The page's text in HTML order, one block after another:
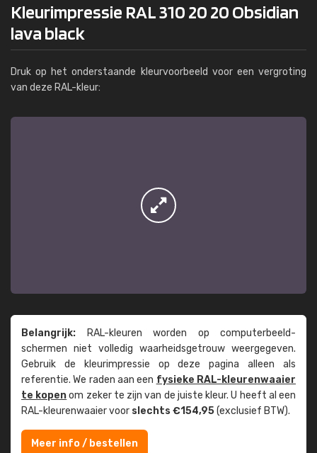
Kleurimpressie RAL 310 20 20 Obsidian
lava black
Druk op het onderstaande kleurvoorbeeld voor een vergroting
van deze RAL-kleur:
Belangrijk: RAL-kleuren worden op computer­beeld­
schermen niet volledig waarheids­­getrouw weer­gegeven.
Gebruik de kleur­impressie op deze pagina alleen als
referentie. We raden aan een fysieke RAL-kleuren­waaier
te kopenom zeker te zijn van de juiste kleur. U heeft al een
RAL-kleuren­waaier voor slechts €154,95(exclusief BTW).
Meer info / bestellen